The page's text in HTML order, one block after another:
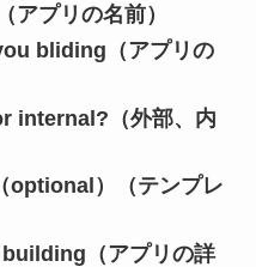
プリの名前）
bliding（アプリの
internal?（外部、内
）（テンプレ
（アプリの詳